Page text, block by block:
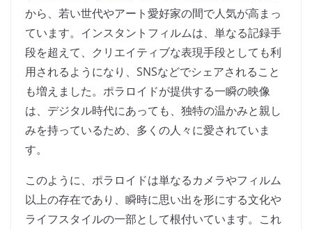
から、若い世代やアート愛好家の間で人気が高まっ
ています。インスタントフィルムは、単なる記録手
段を超えて、クリエイティブな表現手段としても利
用されるようになり、SNSなどでシェアされること
も増えました。ポラロイドが提供する一瞬の映像
は、デジタル時代にあっても、独特の温かみと親し
みを持っているため、多くの人々に愛されていま
す。
このように、ポラロイドは単なるカメラやフィルム
以上の存在であり、瞬時に思い出を形にする文化や
ライフスタイルの一部として根付いています。これ